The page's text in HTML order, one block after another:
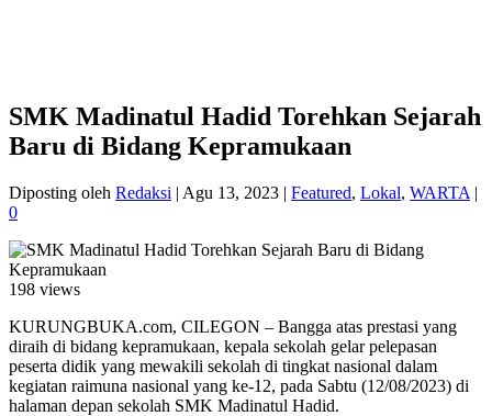
SMK Madinatul Hadid Torehkan Sejarah
Baru di Bidang Kepramukaan
Diposting oleh Redaksi | Agu 13, 2023 | Featured, Lokal, WARTA |
0
198 views
KURUNGBUKA.com, CILEGON – Bangga atas prestasi yang
diraih di bidang kepramukaan, kepala sekolah gelar pelepasan
peserta didik yang mewakili sekolah di tingkat nasional dalam
kegiatan raimuna nasional yang ke-12, pada Sabtu (12/08/2023) di
halaman depan sekolah SMK Madinatul Hadid.